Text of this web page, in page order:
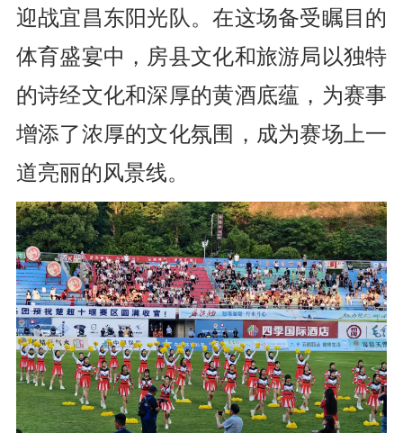
迎战宜昌东阳光队。在这场备受瞩目的
体育盛宴中，房县文化和旅游局以独特
的诗经文化和深厚的黄酒底蕴，为赛事
增添了浓厚的文化氛围，成为赛场上一
道亮丽的风景线。